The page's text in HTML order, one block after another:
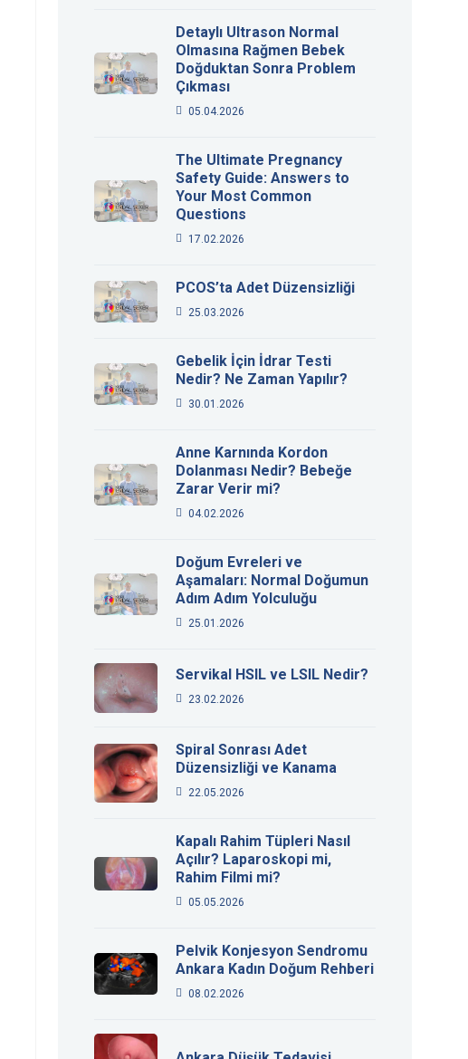
Detaylı Ultrason Normal
Olmasına Rağmen Bebek
Doğduktan Sonra Problem
Çıkması
05.04.2026
The Ultimate Pregnancy
Safety Guide: Answers to
Your Most Common
Questions
17.02.2026
PCOS’ta Adet Düzensizliği
25.03.2026
Gebelik İçin İdrar Testi
Nedir? Ne Zaman Yapılır?
30.01.2026
Anne Karnında Kordon
Dolanması Nedir? Bebeğe
Zarar Verir mi?
04.02.2026
Doğum Evreleri ve
Aşamaları: Normal Doğumun
Adım Adım Yolculuğu
25.01.2026
Servikal HSIL ve LSIL Nedir?
23.02.2026
Spiral Sonrası Adet
Düzensizliği ve Kanama
22.05.2026
Kapalı Rahim Tüpleri Nasıl
Açılır? Laparoskopi mi,
Rahim Filmi mi?
05.05.2026
Pelvik Konjesyon Sendromu
Ankara Kadın Doğum Rehberi
08.02.2026